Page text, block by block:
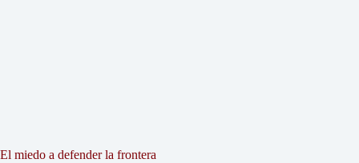
El miedo a defender la frontera